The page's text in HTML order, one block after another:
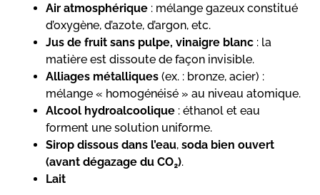
Air atmosphérique : mélange gazeux constitué
d’oxygène, d’azote, d’argon, etc.
Jus de fruit sans pulpe, vinaigre blanc : la
matière est dissoute de façon invisible.
Alliages métalliques (ex. : bronze, acier) :
mélange « homogénéisé » au niveau atomique.
Alcool hydroalcoolique : éthanol et eau
forment une solution uniforme.
Sirop dissous dans l’eau, soda bien ouvert
(avant dégazage du CO₂).
Lait